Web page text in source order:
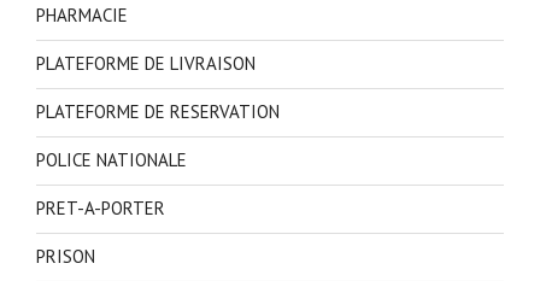
PHARMACIE
PLATEFORME DE LIVRAISON
PLATEFORME DE RESERVATION
POLICE NATIONALE
PRET-A-PORTER
PRISON